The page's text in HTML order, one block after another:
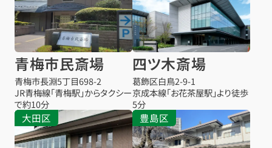
青梅市民斎場
青梅市長淵5丁目698-2
JR青梅線「青梅駅」からタクシー
で約10分
四ツ木斎場
葛飾区白鳥2-9-1
京成本線「お花茶屋駅」より徒歩
5分
大田区 豊島区